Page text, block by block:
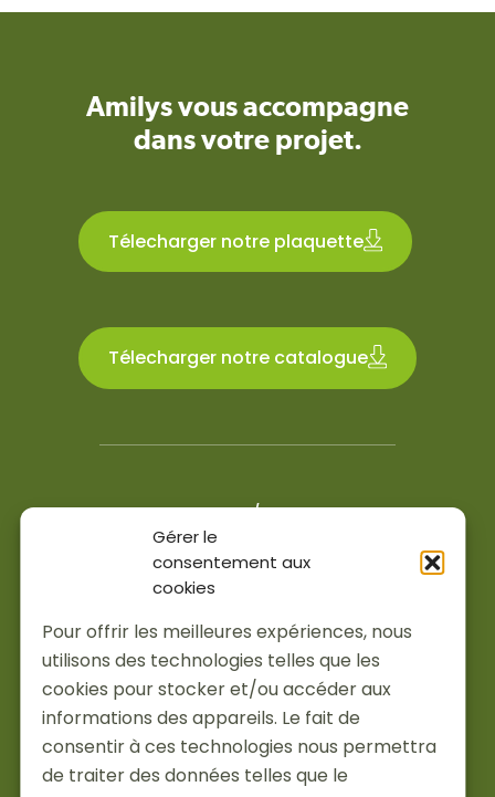
Gérer le
consentement aux
cookies
Pour offrir les meilleures expériences, nous
utilisons des technologies telles que les
cookies pour stocker et/ou accéder aux
informations des appareils. Le fait de
consentir à ces technologies nous permettra
de traiter des données telles que le
Amilys vous accompagne
dans votre projet.
Télecharger notre plaquette
Télecharger notre catalogue
4.6/5
200 avis Google et Facebook
Services
Installations
À propos
Actualités
Je suis pro
Partenaires